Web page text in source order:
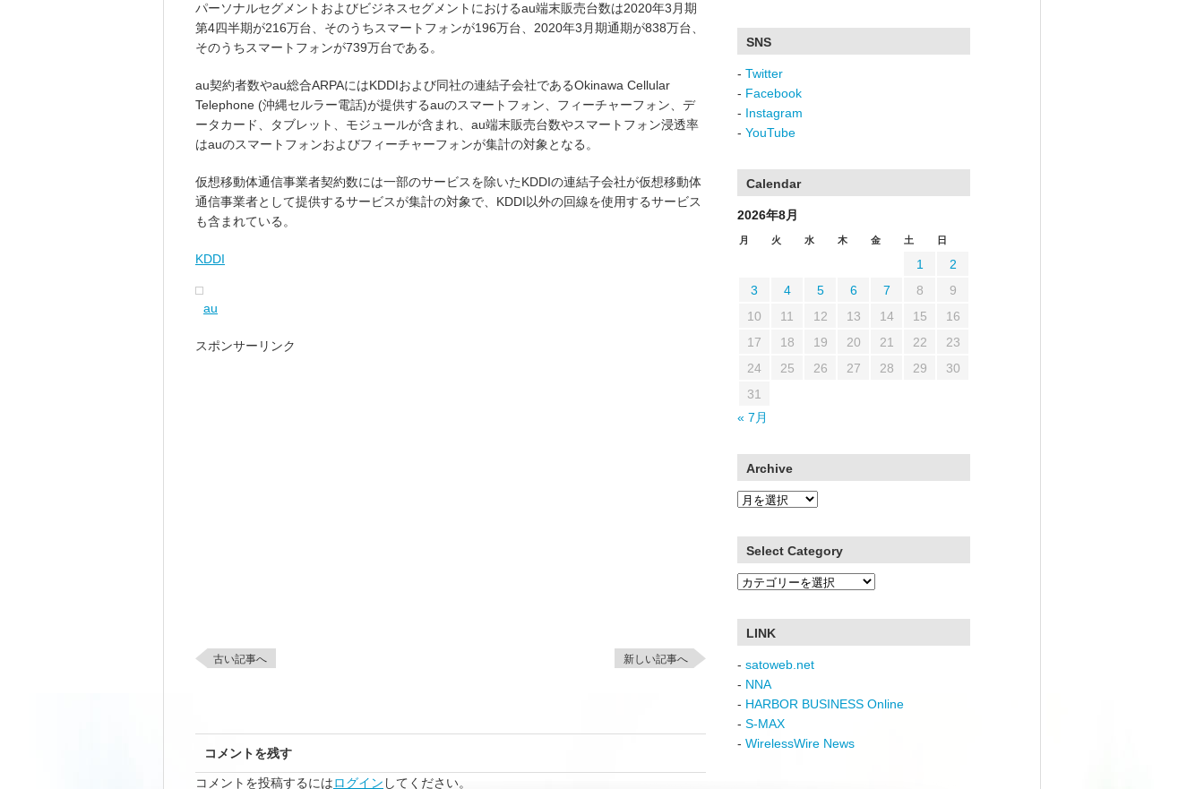
パーソナルセグメントおよびビジネスセグメントにおけるau端末販売台数は2020年3月期
第4四半期が216万台、そのうちスマートフォンが196万台、2020年3月期通期が838万台、
そのうちスマートフォンが739万台である。
au契約者数やau総合ARPAにはKDDIおよび同社の連結子会社であるOkinawa Cellular
Telephone (沖縄セルラー電話)が提供するauのスマートフォン、フィーチャーフォン、デ
ータカード、タブレット、モジュールが含まれ、au端末販売台数やスマートフォン浸透率
はauのスマートフォンおよびフィーチャーフォンが集計の対象となる。
仮想移動体通信事業者契約数には一部のサービスを除いたKDDIの連結子会社が仮想移動体
通信事業者として提供するサービスが集計の対象で、KDDI以外の回線を使用するサービス
も含まれている。
KDDI
au
スポンサーリンク
古い記事へ 新しい記事へ
コメントを残す
コメントを投稿するにはログイン してください。
SNS
- Twitter
- Facebook
- Instagram
- YouTube
Calendar
2026年8月
月 火 水 木 金 土 日
1
2
3
4 5 6 7 8
9
10
11 12 13 14 15
16
17
18 19 20 21 22
23
24
25 26 27 28 29
30
31
« 7月
Archive
Archive
Select Category
Select
LINK
- satoweb.net
- NNA
- HARBOR BUSINESS Online
- S-MAX
- WirelessWire News